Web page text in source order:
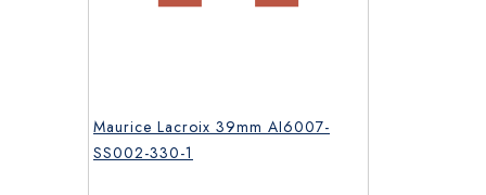
Maurice Lacroix 39mm AI6007-
SS002-330-1